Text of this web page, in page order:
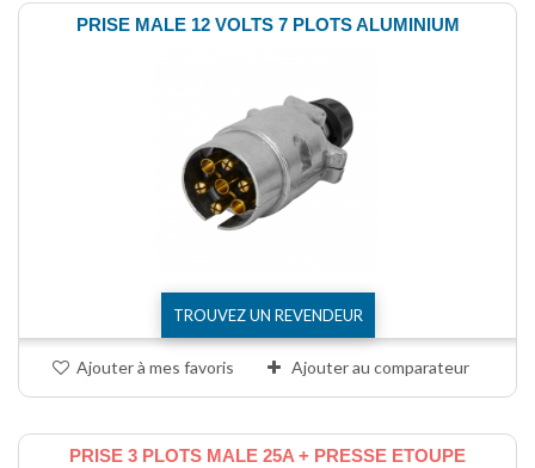
PRISE MALE 12 VOLTS 7 PLOTS ALUMINIUM
TROUVEZ UN REVENDEUR
Ajouter à mes favoris Ajouter au comparateur
PRISE 3 PLOTS MALE 25A + PRESSE ETOUPE